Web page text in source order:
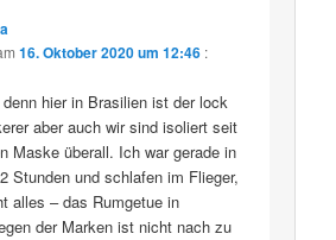
16. Oktober 2020 um 12:46 :
hier in Brasilien ist der lock
aber auch wir sind isoliert seit
Maske überall. Ich war gerade in
Stunden und schlafen im Flieger,
alles – das Rumgetue in
der Marken ist nicht nach zu